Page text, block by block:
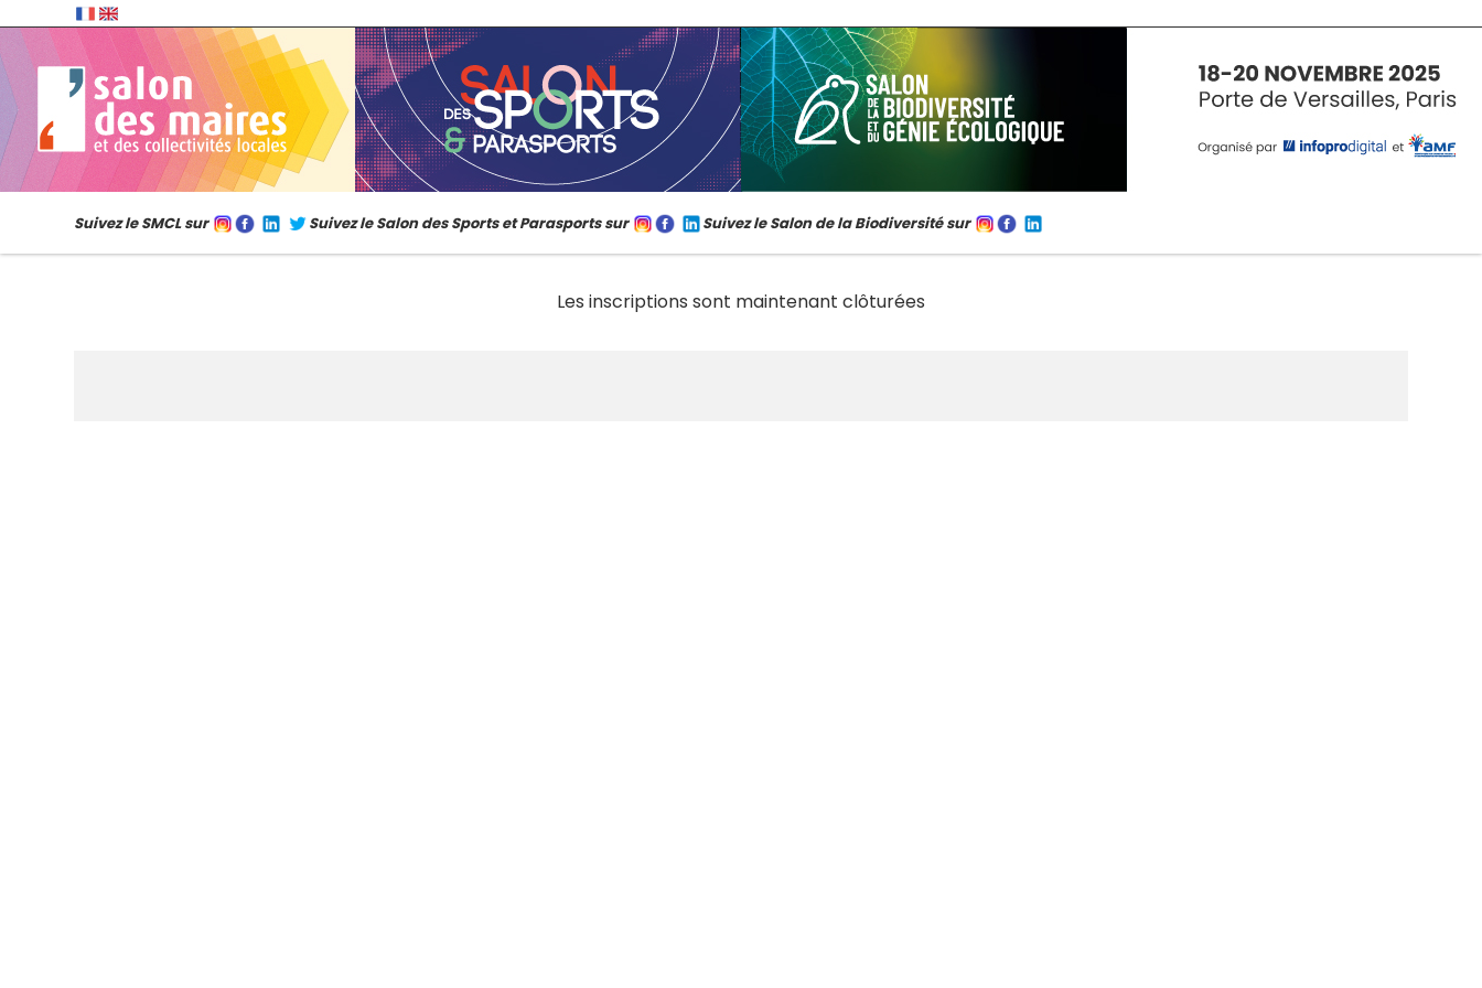
Suivez le SMCL sur Suivez le Salon des Sports et Parasports sur Suivez le Salon de la Biodiversité sur
Les inscriptions sont maintenant clôturées